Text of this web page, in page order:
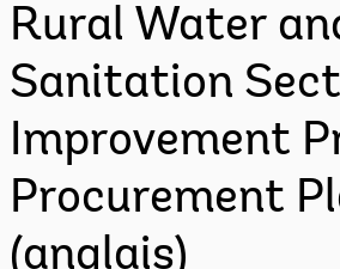
Rural Water
Sanitation
Improvement
Procurement
(anglais)